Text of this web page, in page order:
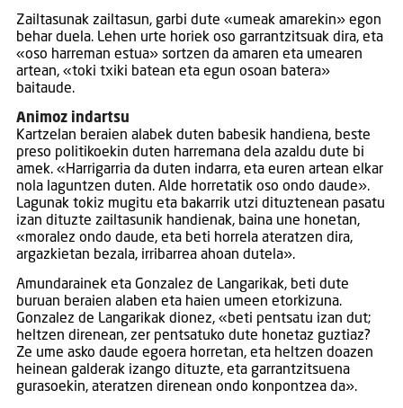
Zailtasunak zailtasun, garbi dute «umeak amarekin» egon
behar duela. Lehen urte horiek oso garrantzitsuak dira, eta
«oso harreman estua» sortzen da amaren eta umearen
artean, «toki txiki batean eta egun osoan batera»
baitaude.
Animoz indartsu
Kartzelan beraien alabek duten babesik handiena, beste
preso politikoekin duten harremana dela azaldu dute bi
amek. «Harrigarria da duten indarra, eta euren artean elkar
nola laguntzen duten. Alde horretatik oso ondo daude».
Lagunak tokiz mugitu eta bakarrik utzi dituztenean pasatu
izan dituzte zailtasunik handienak, baina une honetan,
«moralez ondo daude, eta beti horrela ateratzen dira,
argazkietan bezala, irribarrea ahoan dutela».
Amundarainek eta Gonzalez de Langarikak, beti dute
buruan beraien alaben eta haien umeen etorkizuna.
Gonzalez de Langarikak dionez, «beti pentsatu izan dut;
heltzen direnean, zer pentsatuko dute honetaz guztiaz?
Ze ume asko daude egoera horretan, eta heltzen doazen
heinean galderak izango dituzte, eta garrantzitsuena
gurasoekin, ateratzen direnean ondo konpontzea da».